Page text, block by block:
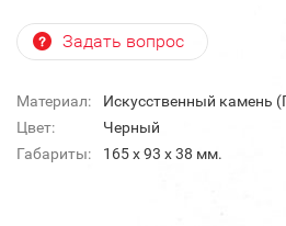
Задать вопрос
Материал:
Искусственный камень
Цвет:
Черный
Габариты:
165 х 93 х 38 мм.